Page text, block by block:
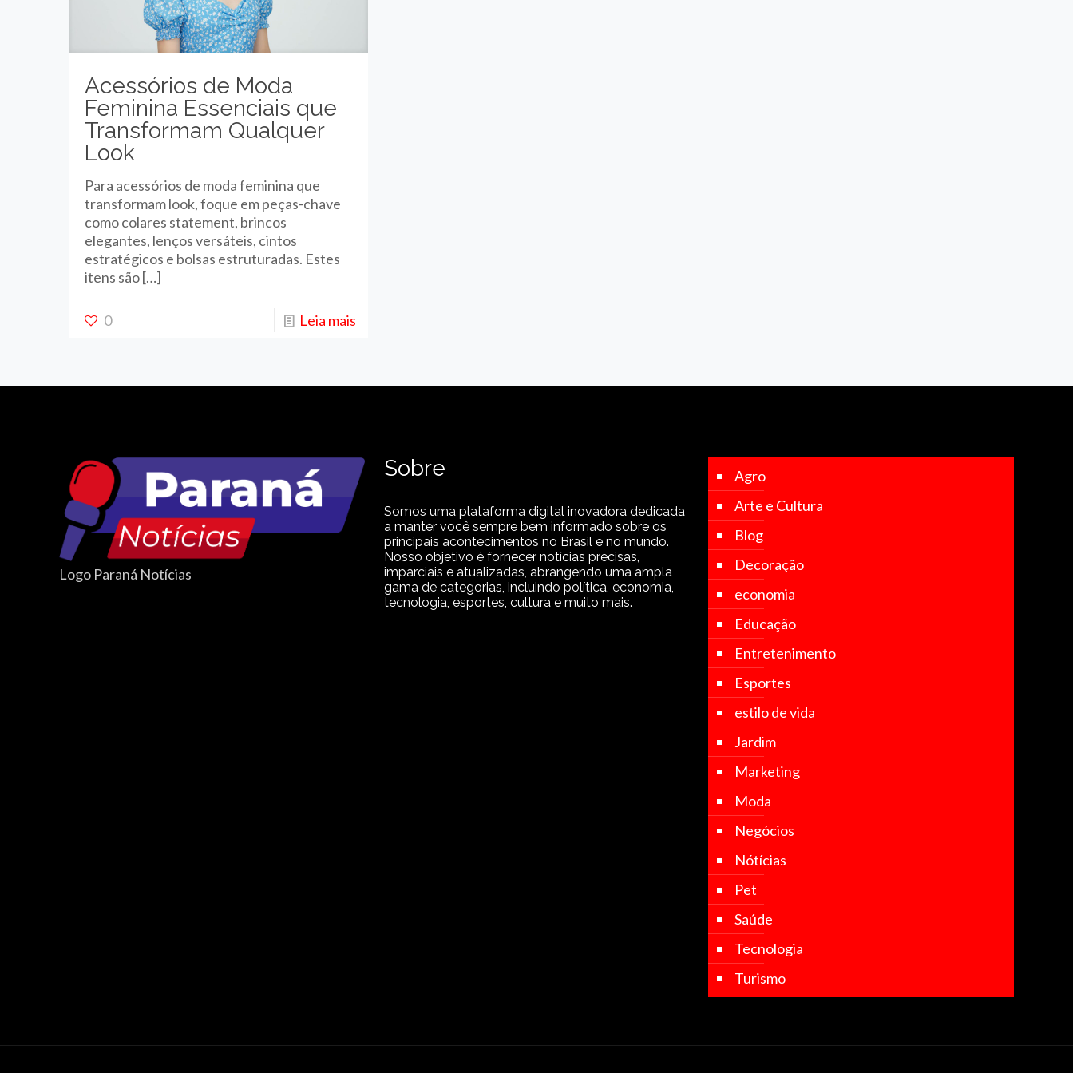
Acessórios de Moda
Feminina Essenciais que
Transformam Qualquer
Look
Para acessórios de moda feminina que
transformam look, foque em peças-chave
como colares statement, brincos
elegantes, lenços versáteis, cintos
estratégicos e bolsas estruturadas. Estes
itens são[…]
0 Leia mais
Logo Paraná Notícias
Sobre
Somos uma plataforma digital inovadora dedicada
a manter você sempre bem informado sobre os
principais acontecimentos no Brasil e no mundo.
Nosso objetivo é fornecer notícias precisas,
imparciais e atualizadas, abrangendo uma ampla
gama de categorias, incluindo política, economia,
tecnologia, esportes, cultura e muito mais.
Agro
Arte e Cultura
Blog
Decoração
economia
Educação
Entretenimento
Esportes
estilo de vida
Jardim
Marketing
Moda
Negócios
Nótícias
Pet
Saúde
Tecnologia
Turismo